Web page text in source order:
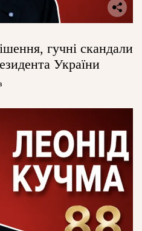
гучні скандали
України